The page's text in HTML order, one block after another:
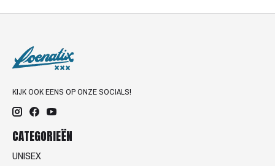
KIJK OOK EENS OP ONZE SOCIALS!
CATEGORIEËN
UNISEX